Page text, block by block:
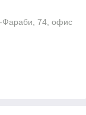
Фараби, 74, офис